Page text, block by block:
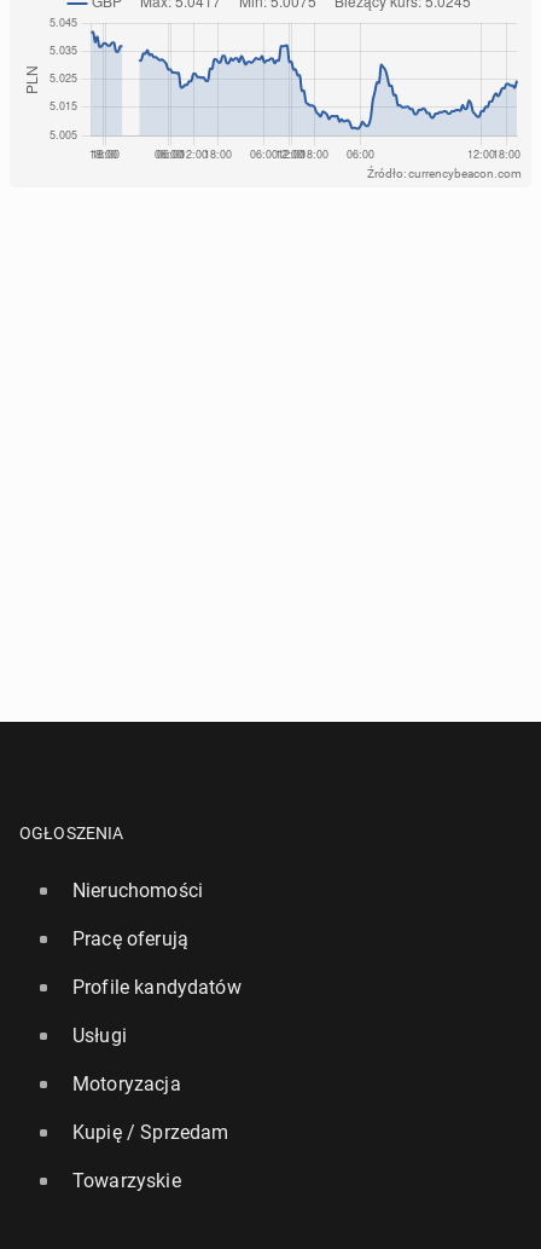
Źródło: currencybeacon.com
OGŁOSZENIA
Nieruchomości
Pracę oferują
Profile kandydatów
Usługi
Motoryzacja
Kupię / Sprzedam
Towarzyskie